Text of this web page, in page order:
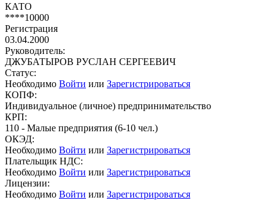
КАТО
****10000
Регистрация
03.04.2000
Руководитель:
ДЖУБАТЫРОВ РУСЛАН СЕРГЕЕВИЧ
Статус:
Необходимо Войти или Зарегистрироваться
КОПФ:
Индивидуальное (личное) предпринимательство
КРП:
110 - Малые предприятия (6-10 чел.)
ОКЭД:
Необходимо Войти или Зарегистрироваться
Плательщик НДС:
Необходимо Войти или Зарегистрироваться
Лицензии:
Необходимо Войти или Зарегистрироваться